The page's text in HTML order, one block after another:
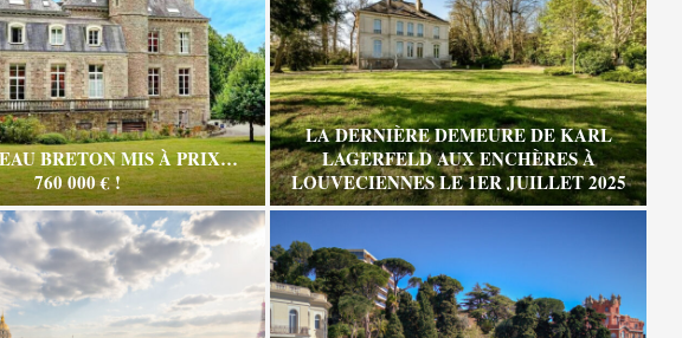
BRETON MIS À PRIX…
760 000 € !
LA DERNIÈRE DEMEURE DE KARL
LAGERFELD AUX ENCHÈRES À
LOUVECIENNES LE 1ER JUILLET 2025